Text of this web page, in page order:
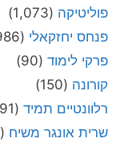
פוליטיקה (1,073)
פנחס יחזקאלי (1,986)
פרקי לימוד (90)
קורונה (150)
רלוונטיים תמיד (4,091)
שרית אונגר משיח (72)